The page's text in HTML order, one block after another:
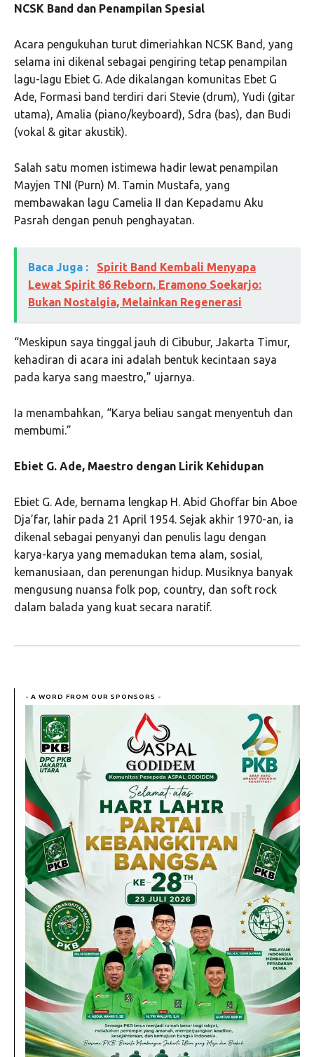
NCSK Band dan Penampilan Spesial
Acara pengukuhan turut dimeriahkan NCSK Band, yang
selama ini dikenal sebagai pengiring tetap penampilan
lagu-lagu Ebiet G. Ade dikalangan komunitas Ebet G
Ade, Formasi band terdiri dari Stevie (drum), Yudi (gitar
utama), Amalia (piano/keyboard), Sdra (bas), dan Budi
(vokal & gitar akustik).
Salah satu momen istimewa hadir lewat penampilan
Mayjen TNI (Purn) M. Tamin Mustafa, yang
membawakan lagu Camelia II dan Kepadamu Aku
Pasrah dengan penuh penghayatan.
Baca Juga :
Spirit Band Kembali Menyapa
Lewat Spirit 86 Reborn, Eramono Soekarjo:
Bukan Nostalgia, Melainkan Regenerasi
“Meskipun saya tinggal jauh di Cibubur, Jakarta Timur,
kehadiran di acara ini adalah bentuk kecintaan saya
pada karya sang maestro,” ujarnya.
Ia menambahkan, “Karya beliau sangat menyentuh dan
membumi.”
Ebiet G. Ade, Maestro dengan Lirik Kehidupan
Ebiet G. Ade, bernama lengkap H. Abid Ghoffar bin Aboe
Dja’far, lahir pada 21 April 1954. Sejak akhir 1970-an, ia
dikenal sebagai penyanyi dan penulis lagu dengan
karya-karya yang memadukan tema alam, sosial,
kemanusiaan, dan perenungan hidup. Musiknya banyak
mengusung nuansa folk pop, country, dan soft rock
dalam balada yang kuat secara naratif.
- A WORD FROM OUR SPONSORS -